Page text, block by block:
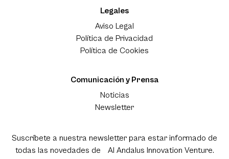
Legales
Aviso Legal
Política de Privacidad
Política de Cookies
Comunicación y Prensa
Noticias
Newsletter
Suscríbete a nuestra newsletter para estar informado de
todas las novedades de Al Andalus Innovation Venture.